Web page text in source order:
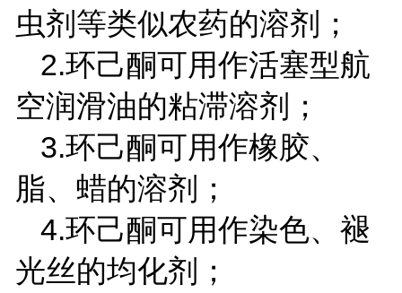
虫剂等类似农药的溶剂；
2.环己酮可用作活塞型航
空润滑油的粘滞溶剂；
3.环己酮可用作橡胶、
脂、蜡的溶剂；
4.环己酮可用作染色、褪
光丝的均化剂；